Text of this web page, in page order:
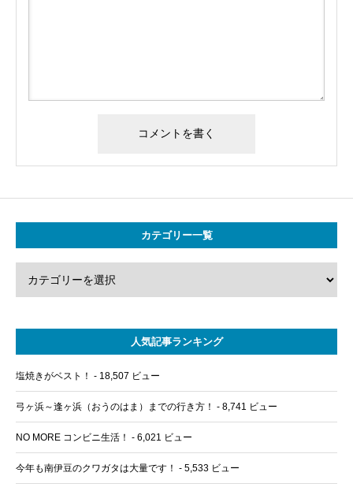
カテゴリー一覧
人気記事ランキング
塩焼きがベスト！ - 18,507 ビュー
弓ヶ浜～逢ヶ浜（おうのはま）までの行き方！ - 8,741 ビュー
NO MORE コンビニ生活！ - 6,021 ビュー
今年も南伊豆のクワガタは大量です！ - 5,533 ビュー